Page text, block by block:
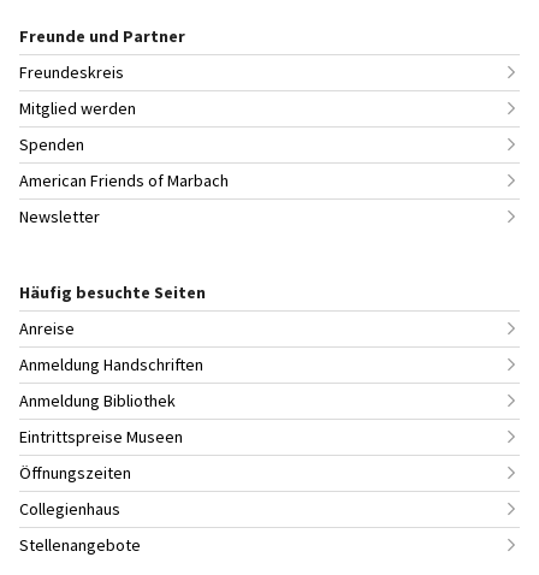
Freunde und Partner
Freundeskreis
Mitglied werden
Spenden
American Friends of Marbach
Newsletter
Häufig besuchte Seiten
Anreise
Anmeldung Handschriften
Anmeldung Bibliothek
Eintrittspreise Museen
Öffnungszeiten
Collegienhaus
Stellenangebote